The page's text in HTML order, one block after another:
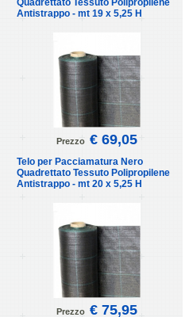
Quadrettato Tessuto Polipropilene
Antistrappo - mt 19 x 5,25 H
Prezzo € 69,05
Telo per Pacciamatura Nero
Quadrettato Tessuto Polipropilene
Antistrappo - mt 20 x 5,25 H
Prezzo € 75,95